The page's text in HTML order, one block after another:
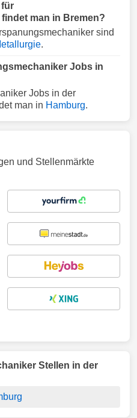
für
man in Bremen?
sind
.
Jobs in
Jobs in der
man in Hamburg.
und Stellenmärkte
Stellen in der